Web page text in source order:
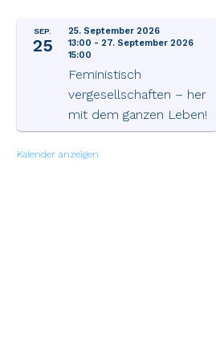
SEP.
25
25. September 2026
13:00 - 27. September 2026
15:00
Feministisch
vergesellschaften – her
mit dem ganzen Leben!
Kalender anzeigen